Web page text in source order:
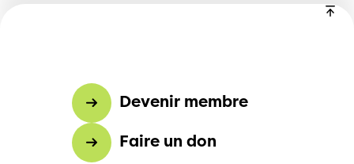
Devenir membre
Faire un don